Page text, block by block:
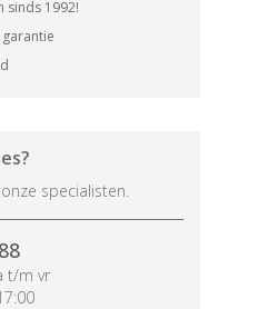
sinds 1992!
specialisten.
t/m vr